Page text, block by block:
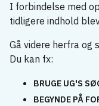
I forbindelse med
tidligere indhold
Gå videre herfra og
Du kan fx:
BRUGE UG'S
BEGYNDE PÅ